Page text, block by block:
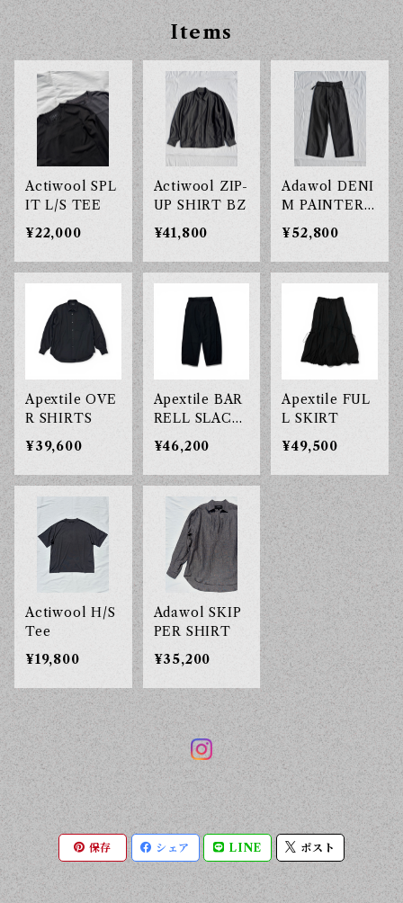
Items
Actiwool SPL
IT L/S TEE
¥22,000
Actiwool ZIP-
UP SHIRT BZ
¥41,800
Adawol DENI
M PAINTER P
T
¥52,800
Apextile OVE
R SHIRTS
¥39,600
Apextile BAR
RELL SLACK
S
¥46,200
Apextile FUL
L SKIRT
¥49,500
Actiwool H/S
Tee
¥19,800
Adawol SKIP
PER SHIRT
¥35,200
保存 シェア LINE ポスト